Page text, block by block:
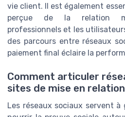
vie client. Il est également
perçue de la relation
professionnels et les
des parcours entre réseaux
paiement final éclaire la
Comment articuler
sites de mise en
Les réseaux sociaux servent à